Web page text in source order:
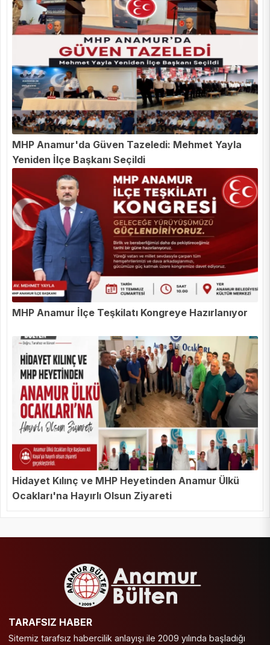
MHP Anamur'da Güven Tazeledi: Mehmet Yayla
Yeniden İlçe Başkanı Seçildi
MHP Anamur İlçe Teşkilatı Kongreye Hazırlanıyor
Hidayet Kılınç ve MHP Heyetinden Anamur Ülkü
Ocakları'na Hayırlı Olsun Ziyareti
TARAFSIZ HABER
Sitemiz tarafsız habercilik anlayışı ile 2009 yılında başladığı